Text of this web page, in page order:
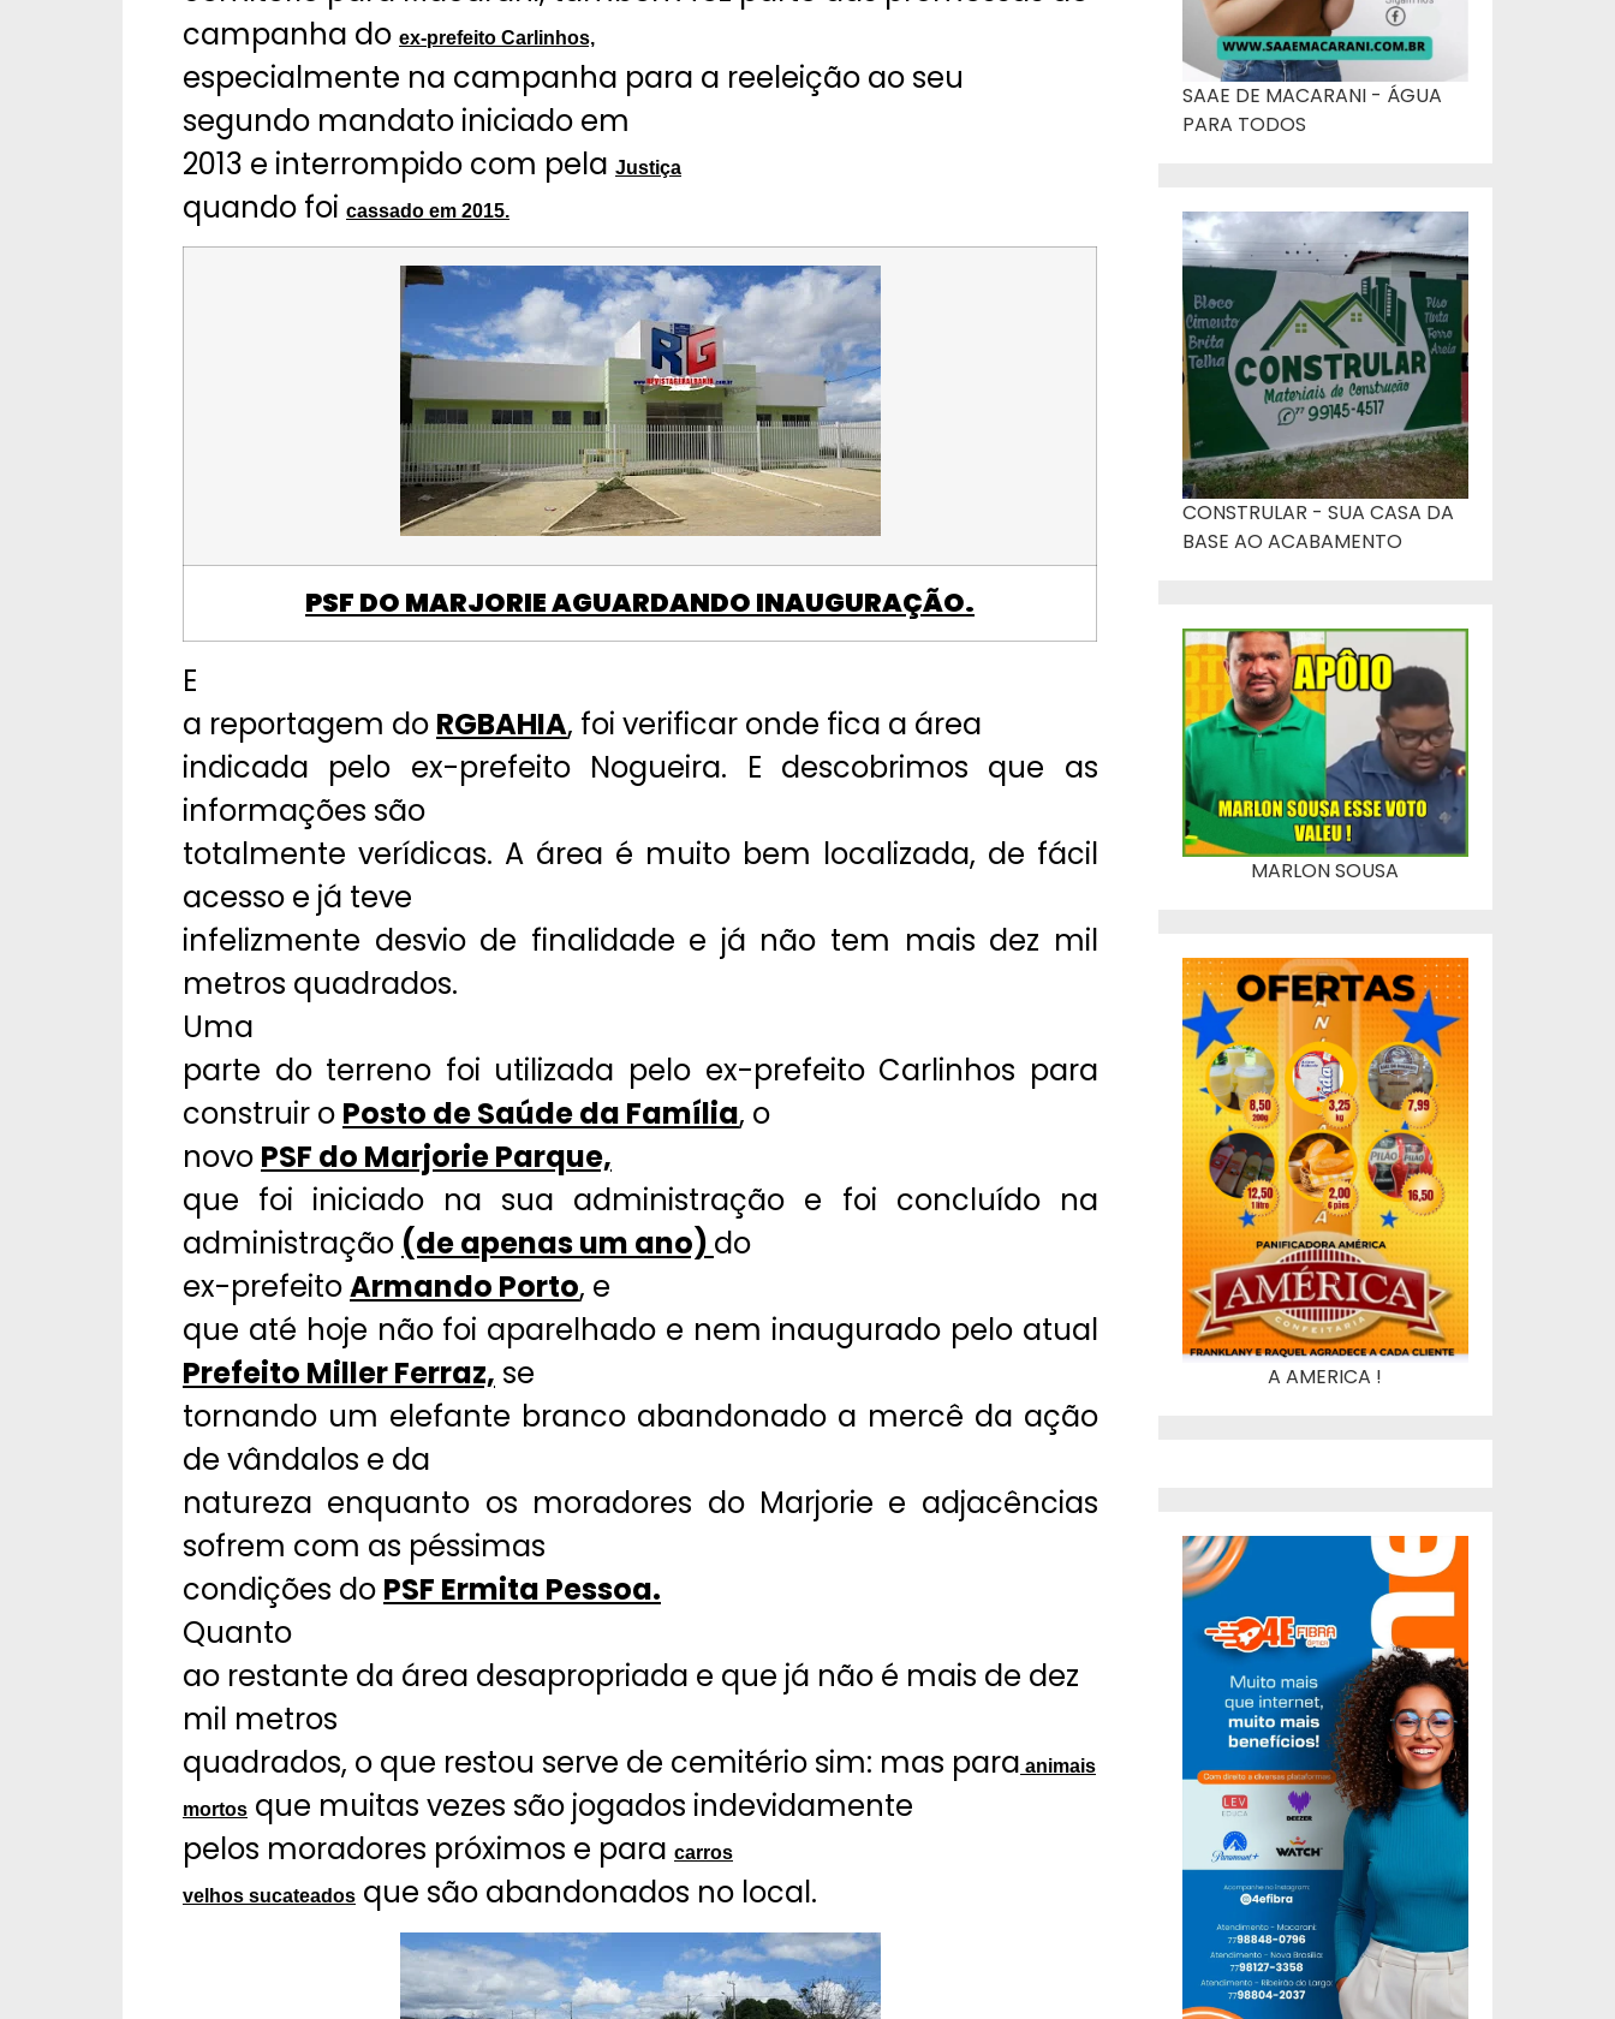
campanha do ex-prefeito Carlinhos,
especialmente na campanha para a reeleição ao seu
segundo mandato iniciado em
2013 e interrompido com pela Justiça
quando foi cassado em 2015.
PSF DO MARJORIE AGUARDANDO INAUGURAÇÃO.
E
a reportagem do RGBAHIA, foi verificar onde fica a área
indicada pelo ex-prefeito Nogueira. E descobrimos que as
informações são
totalmente verídicas. A área é muito bem localizada, de fácil
acesso e já teve
infelizmente desvio de finalidade e já não tem mais dez mil
metros quadrados.
Uma
parte do terreno foi utilizada pelo ex-prefeito Carlinhos para
construir o Posto de Saúde da Família, o
novo PSF do Marjorie Parque,
que foi iniciado na sua administração e foi concluído na
administração (de apenas um ano) do
ex-prefeitoArmando Porto, e
que até hoje não foi aparelhado e nem inaugurado pelo atual
Prefeito Miller Ferraz, se
tornando um elefante branco abandonado a mercê da ação
de vândalos e da
natureza enquanto os moradores do Marjorie e adjacências
sofrem com as péssimas
condições do PSF Ermita Pessoa.
Quanto
ao restante da área desapropriada e que já não é mais de dez
mil metros
quadrados, o que restou serve de cemitério sim: mas para animais
mortos que muitas vezes são jogados indevidamente
pelos moradores próximos e para carros
velhos sucateados que são abandonados no local.
SAAE DE MACARANI - ÁGUA
PARA TODOS
CONSTRULAR - SUA CASA DA
BASE AO ACABAMENTO
MARLON SOUSA
A AMERICA !